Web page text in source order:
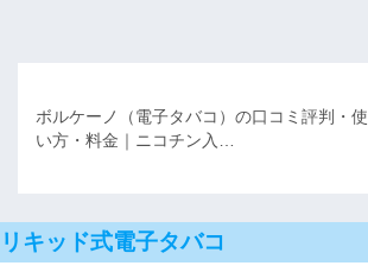
ボルケーノ（電子タバコ）の口コミ評判・使
い方・料金｜ニコチン入…
リキッド式電子タバコ